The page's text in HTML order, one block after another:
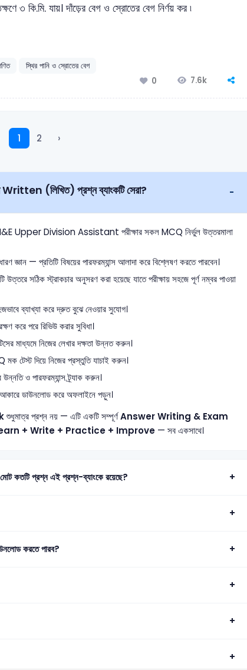
৩ কি.মি. যায়। দাঁড়ের বেগ ও স্রোতের বেগ নির্ণয় কর ৷
স্থির পানি ও স্রোতের বেগ
0
7.6k
1 2 ›
কেন আমদানী রপ্তানি অধিদপ্তর — উচ্চমান সহকারী Written (লিখিত) প্রশ্ন ব্যাংকটি সেরা?
Upper Division Assistant পরীক্ষার সকল MCQ নির্ভুল উত্তরমালা
জ্ঞান — প্রতিটি বিষয়ের পারফরম্যান্স আলাদা করে বিশ্লেষণ করতে পারবেন।
উত্তরে সঠিক স্ট্রাকচার অনুসরণ করা হয়েছে যাতে পরীক্ষায় সহজে পূর্ণ নম্বর পাওয়া
ব্যাখ্যা করে দ্রুত বুঝে নেওয়ার সুযোগ।
করে পরে রিভিউ করার সুবিধা।
মাধ্যমে নিজের লেখার দক্ষতা উন্নত করুন।
মক টেস্ট দিয়ে নিজের প্রস্তুতি যাচাই করুন।
ও পারফরম্যান্স ট্র্যাক করুন।
ডাউনলোড করে অফলাইনে পড়ুন।
শুধুমাত্র প্রশ্ন নয় — এটি একটি সম্পূর্ণAnswer Writing & Exam
+ Write + Practice + Improve— সব একসাথে।
— উচ্চমান সহকারী 2019 এর মোট কতটি প্রশ্ন এই প্রশ্ন-ব্যাংকে রয়েছে?
করতে পারব?